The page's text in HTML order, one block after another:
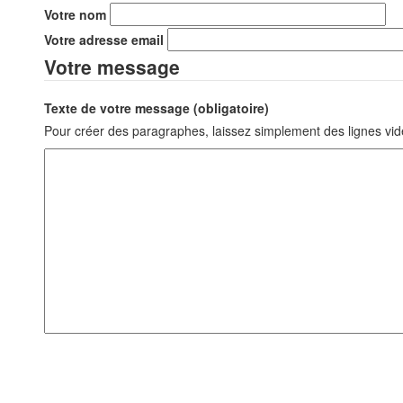
Votre nom
Votre adresse email
Votre message
Texte de votre message (obligatoire)
Pour créer des paragraphes, laissez simplement des lignes